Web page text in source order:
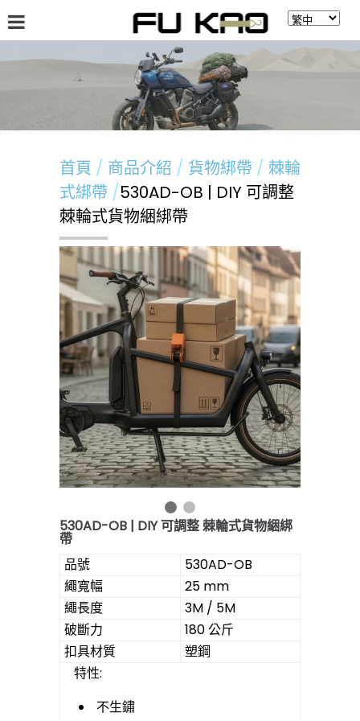
最新消息 留言板
首頁 商品介紹 貨物綁帶
棘輪
式綁帶
530AD-OB | DIY 可調整
棘輪式貨物綑綁帶
530AD-OB | DIY 可調整 棘輪式貨物綑綁
帶
品號
530AD-OB
繩寬幅
25 mm
繩長度
3M / 5M
破斷力
180 公斤
扣具材質
塑鋼
特性:
不生鏽